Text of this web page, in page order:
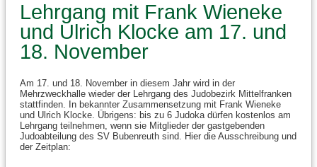
Lehrgang mit Frank Wieneke
und Ulrich Klocke am 17. und
18. November
Am 17. und 18. November in diesem Jahr wird in der
Mehrzweckhalle wieder der Lehrgang des Judobezirk Mittelfranken
stattfinden. In bekannter Zusammensetzung mit Frank Wieneke
und Ulrich Klocke. Übrigens: bis zu 6 Judoka dürfen kostenlos am
Lehrgang teilnehmen, wenn sie Mitglieder der gastgebenden
Judoabteilung des SV Bubenreuth sind. Hier die Ausschreibung und
der Zeitplan: